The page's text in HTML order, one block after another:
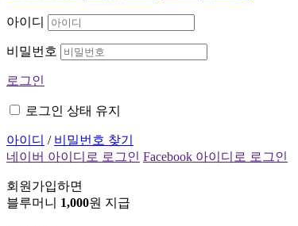
아이디
비밀번호
로그인
로그인 상태 유지
아이디 / 비밀번호 찾기
네이버 아이디로 로그인 Facebook 아이디로 로그인
회원가입하면
블루머니 1,000원 지급